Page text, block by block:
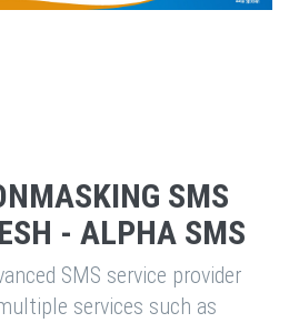
SMS
- ALPHA SMS
SMS service provider
services such as